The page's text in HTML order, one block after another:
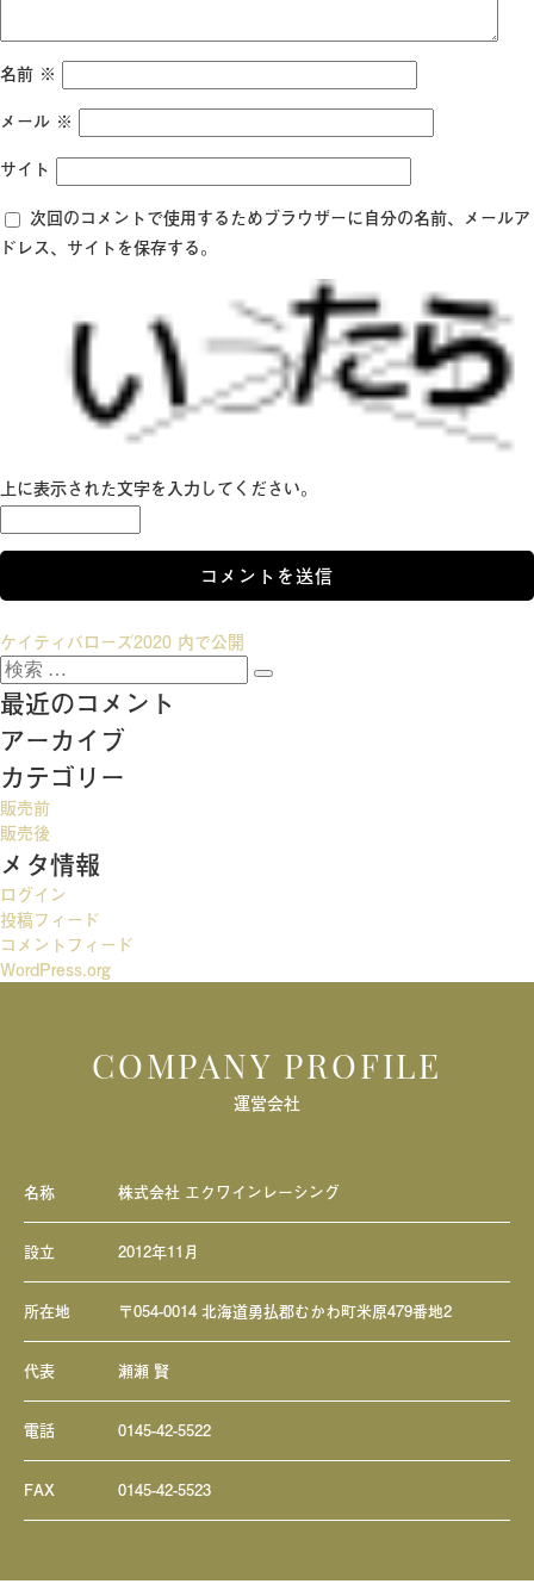
名前 ※
メール ※
サイト
次回のコメントで使用するためブラウザーに自分の名前、メールア
ドレス、サイトを保存する。
上に表示された文字を入力してください。
投
稿
ナ
ビ
ゲ
ー
シ
ョ
ン
ケイティバローズ2020 内で公開
検
索:
検
最近のコメント
アーカイブ
カテゴリー
販売前
販売後
メタ情報
ログイン
投稿フィード
コメントフィード
WordPress.org
COMPANY PROFILE
運営会社
名称 株式会社 エクワインレーシング
設立 2012年11月
所在地 〒054-0014 北海道勇払郡むかわ町米原479番地2
代表 瀬瀬 賢
電話 0145-42-5522
FAX 0145-42-5523